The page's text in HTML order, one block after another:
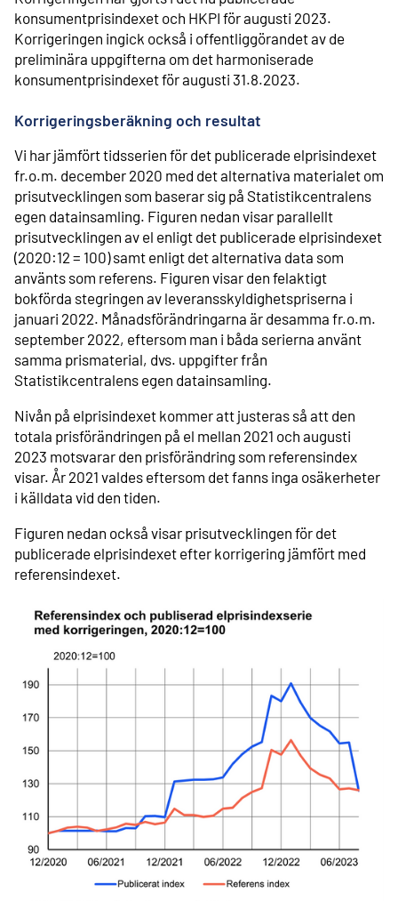
konsumentprisindexet och HKPI för augusti 2023.
Korrigeringen ingick också i offentliggörandet av de
preliminära uppgifterna om det harmoniserade
konsumentprisindexet för augusti 31.8.2023.
Korrigeringsberäkning och resultat
Vi har jämfört tidsserien för det publicerade elprisindexet
fr.o.m. december 2020 med det alternativa materialet om
prisutvecklingen som baserar sig på Statistikcentralens
egen datainsamling. Figuren nedan visar parallellt
prisutvecklingen av el enligt det publicerade elprisindexet
(2020:12 = 100) samt enligt det alternativa data som
använts som referens. Figuren visar den felaktigt
bokförda stegringen av leveransskyldighetspriserna i
januari 2022. Månadsförändringarna är desamma fr.o.m.
september 2022, eftersom man i båda serierna använt
samma prismaterial, dvs. uppgifter från
Statistikcentralens egen datainsamling.
Nivån på elprisindexet kommer att justeras så att den
totala prisförändringen på el mellan 2021 och augusti
2023 motsvarar den prisförändring som referensindex
visar. År 2021 valdes eftersom det fanns inga osäkerheter
i källdata vid den tiden.
Figuren nedan också visar prisutvecklingen för det
publicerade elprisindexet efter korrigering jämfört med
referensindexet.